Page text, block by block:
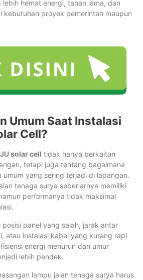
hemat energi, tahan lama, dan
kebutuhan proyek pemerintah maupun
Umum Saat Instalasi
Cell?
solar cell tidak hanya berkaitan
tetapi juga tentang bagaimana
umum yang sering terjadi di lapangan.
tenaga surya sebenarnya memiliki
performanya tidak maksimal
posisi panel yang salah, jarak antar
atau instalasi kabel yang kurang rapi
energi menurun dan umur
lebih pendek.
lampu jalan tenaga surya harus